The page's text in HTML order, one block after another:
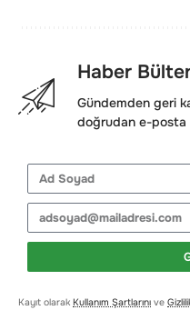
Haber
Gündemden geri
doğrudan e-posta
Kayıt olarak Kullanım Şartlarını ve